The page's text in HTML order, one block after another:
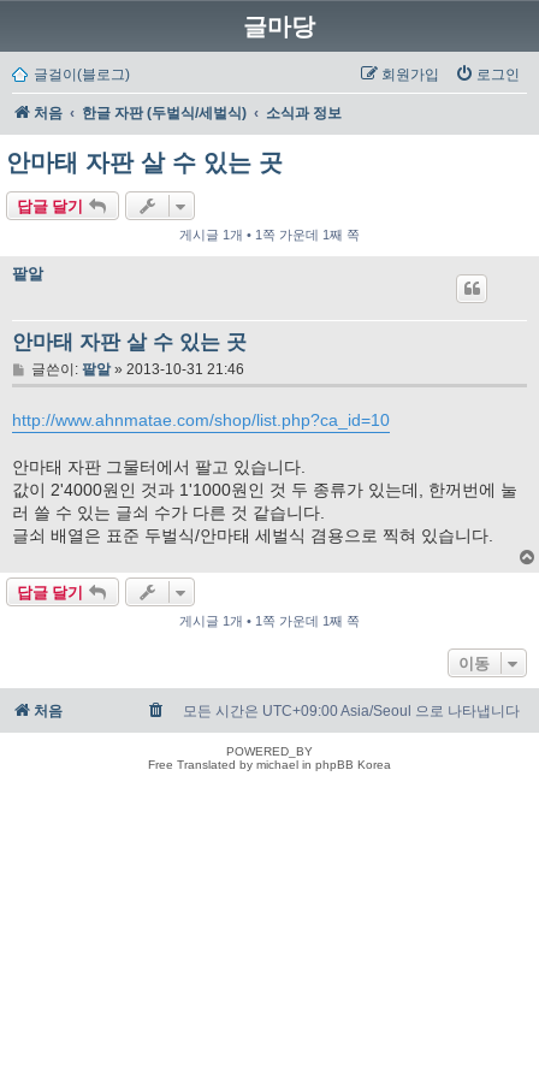
글마당
글걸이(블로그) 로그인
회원가입
처음 한글 자판 (두벌식/세벌식) 소식과 정보
안마태 자판 살 수 있는 곳
답글 달기
게시글 1개 • 1쪽 가운데 1째 쪽
팥알
안마태 자판 살 수 있는 곳
글
글쓴이: 팥알» 2013-10-31 21:46
http://www.ahnmatae.com/shop/list.php?ca_id=10
안마태 자판 그물터에서 팔고 있습니다.
값이 2'4000원인 것과 1'1000원인 것 두 종류가 있는데, 한꺼번에 눌
러 쓸 수 있는 글쇠 수가 다른 것 같습니다.
글쇠 배열은 표준 두벌식/안마태 세벌식 겸용으로 찍혀 있습니다.
답글 달기
게시글 1개 • 1쪽 가운데 1째 쪽
이동
처음 모든 시간은 UTC+09:00 Asia/Seoul 으로 나타냅니다
POWERED_BY
Free Translated by michael in phpBB Korea